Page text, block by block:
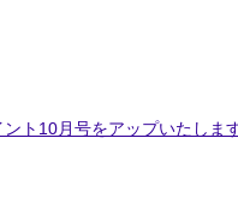
ト10月号をアップいたしま